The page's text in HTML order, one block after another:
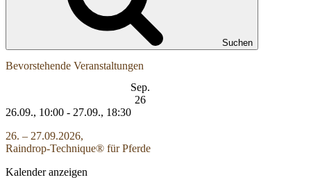
Suchen
Bevorstehende Veranstaltungen
Sep.
26
26.09., 10:00 - 27.09., 18:30
26. – 27.09.2026,
Raindrop-Technique® für Pferde
Kalender anzeigen